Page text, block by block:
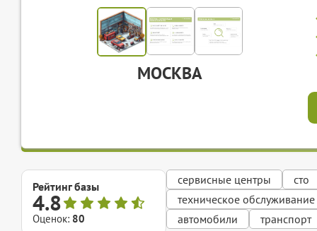
МОСКВА
Рейтинг базы
4.8
Оценок: 80
сервисные центры
сто
техническое обслуживание
автомобили
транспорт